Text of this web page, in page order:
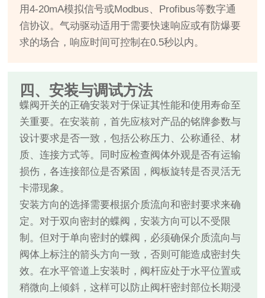
用4-20mA模拟信号或Modbus、Profibus等数字通
信协议。气动驱动适用于需要快速响应或有防爆要
求的场合，响应时间可控制在0.5秒以内。
四、安装与调试方法
蝶阀开关的正确安装对于保证其性能和使用寿命至
关重要。在安装前，首先应核对产品的铭牌参数与
设计要求是否一致，包括公称压力、公称通径、材
质、连接方式等。同时应检查阀体外观是否有运输
损伤，各连接部位是否紧固，阀板旋转是否灵活无
卡滞现象。
安装方向的选择需要根据介质流向和密封要求来确
定。对于双向密封的蝶阀，安装方向可以不受限
制。但对于单向密封的蝶阀，必须确保介质流向与
阀体上标注的箭头方向一致，否则可能造成密封失
效。在水平管道上安装时，阀杆应处于水平位置或
稍微向上倾斜，这样可以防止阀杆密封部位长期浸